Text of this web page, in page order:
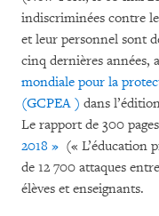
indiscriminées contre
et leur personnel sont
cinq dernières années,
mondiale pour la
(GCPEA ) dans
Le rapport de 300
2018 » (« L’éducation
de 12 700 attaques
élèves et enseignants.